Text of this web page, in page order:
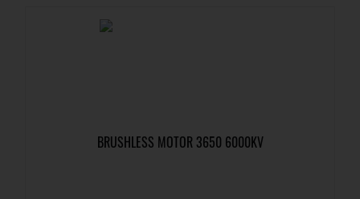
BRUSHLESS MOTOR 3650 6000KV